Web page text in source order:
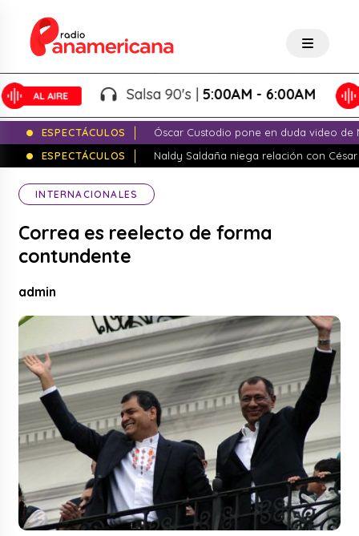
Salsa 90's |5:00AM - 6:00AM
ESPECTÁCULOS
Óscar Custodio pone en duda video de
ESPECTÁCULOS
Naldy Saldaña niega relación con
INTERNACIONALES
Correa es reelecto de forma
contundente
admin